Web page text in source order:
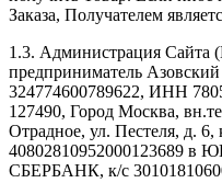
Заказа, Получателем
1.3. Администрация
предприниматель
324774600789622, ИНН
127490, Город Москва,
Отрадное, ул. Пестеля, д. 6,
СБЕРБАНК, к/с